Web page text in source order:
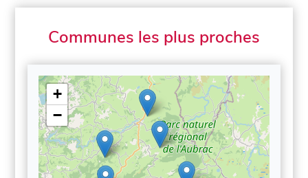
Communes les plus proches
+
−